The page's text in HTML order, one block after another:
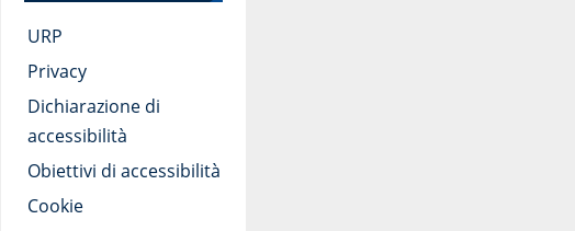
URP
Privacy
Dichiarazione di
accessibilità
Obiettivi di accessibilità
Cookie